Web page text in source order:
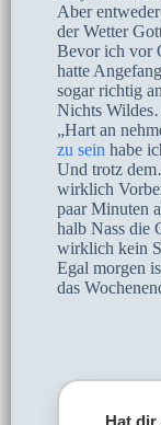
Aber
der Wetter
Bevor ich vor
hatte
sogar richtig
Nichts
„Hart an
zu sein habe
Und trotz
wirklich
paar Minuten
halb Nass die
wirklich kein
Egal morgen
das
Hat